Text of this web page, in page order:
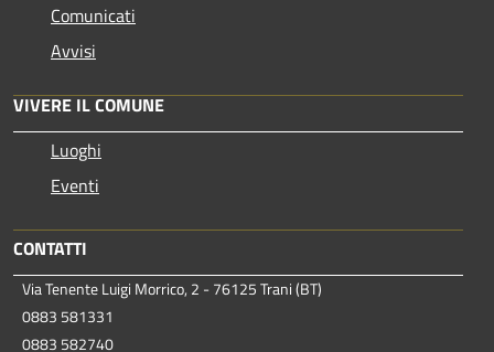
Comunicati
Avvisi
VIVERE IL COMUNE
Luoghi
Eventi
CONTATTI
Via Tenente Luigi Morrico, 2 - 76125 Trani (BT)
0883 581331
0883 582740